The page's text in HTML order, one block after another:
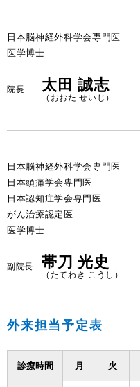
日本脳神経外科学会専門医
医学博士
院長 太田 誠志
（おおた せいじ）
日本脳神経外科学会専門医
日本頭痛学会専門医
日本認知症学会専門医
がん治療認定医
医学博士
副院長 帯刀 光史
（たてわき こうし）
外来担当予定表
診療時間 月 火